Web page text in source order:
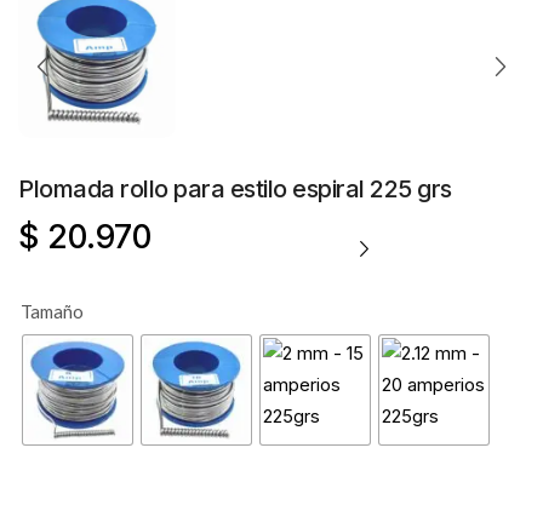
Plomada rollo para estilo espiral 225 grs
$ 20.970
Tamaño